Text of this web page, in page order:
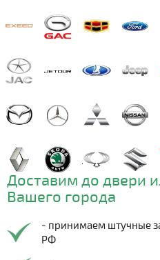
Доставим до двери
Вашего города
- принимаем штучные
РФ